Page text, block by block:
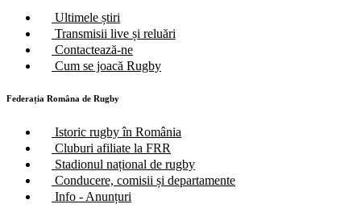
Ultimele știri
Transmisii live și reluări
Contactează-ne
Cum se joacă Rugby
Federația Româna de Rugby
Istoric rugby în România
Cluburi afiliate la FRR
Stadionul național de rugby
Conducere, comisii și departamente
Info - Anunțuri